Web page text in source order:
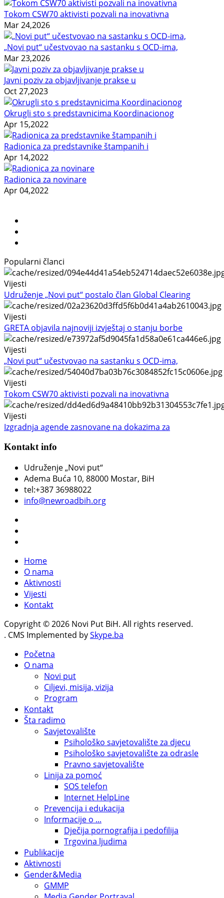
Tokom CSW70 aktivisti pozvali na inovativna
Mar 24,2026
„Novi put“ učestvovao na sastanku s OCD-ima,
Mar 23,2026
Javni poziv za objavljivanje prakse u
Oct 27,2023
Okrugli sto s predstavnicima Koordinacionog
Apr 15,2022
Radionica za predstavnike štampanih i
Apr 14,2022
Radionica za novinare
Apr 04,2022
Popularni članci
Vijesti
Udruženje „Novi put“ postalo član Global Clearing
Vijesti
GRETA objavila najnoviji izvještaj o stanju borbe
Vijesti
„Novi put“ učestvovao na sastanku s OCD-ima,
Vijesti
Tokom CSW70 aktivisti pozvali na inovativna
Vijesti
Izgradnja agende zasnovane na dokazima za
Kontakt info
Udruženje „Novi put“
Adema Buća 10, 88000 Mostar, BiH
tel:+387 36988022
info@newroadbih.org
Home
O nama
Aktivnosti
Vijesti
Kontakt
Copyright © 2026 Novi Put BiH. All rights reserved.
. CMS Implemented bySkype.ba
Početna
O nama
Novi put
Ciljevi, misija, vizija
Program
Kontakt
Šta radimo
Savjetovalište
Psihološko savjetovalište za djecu
Psihološko savjetovalište za odrasle
Pravno savjetovalište
Linija za pomoć
SOS telefon
Internet HelpLine
Prevencija i edukacija
Informacije o ...
Dječija pornografija i pedofilija
Trgovina ljudima
Publikacije
Aktivnosti
Gender&Media
GMMP